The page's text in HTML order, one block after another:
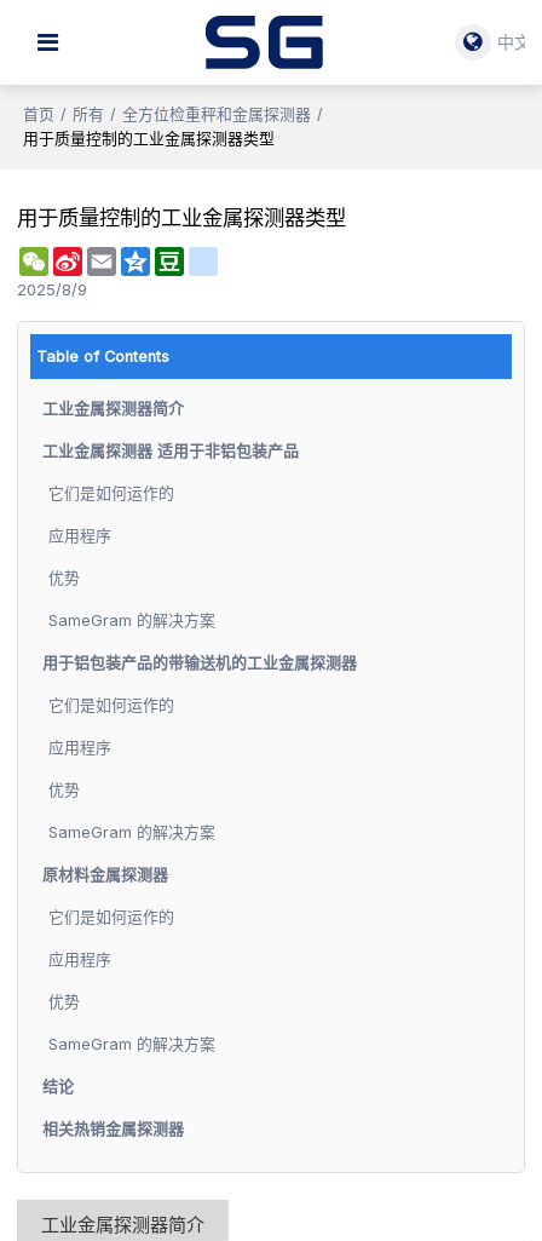
中文
首页 / 所有 / 全方位检重秤和金属探测器 /
用于质量控制的工业金属探测器类型
用于质量控制的工业金属探测器类型
WeChat
Sina
Weibo
Email Qzone
2025/8/9
Table of Contents
工业金属探测器简介
工业金属探测器 适用于非铝包装产品
它们是如何运作的
应用程序
优势
SameGram 的解决方案
用于铝包装产品的带输送机的工业金属探测器
它们是如何运作的
应用程序
优势
SameGram 的解决方案
原材料金属探测器
它们是如何运作的
应用程序
优势
SameGram 的解决方案
结论
相关热销金属探测器
工业金属探测器简介